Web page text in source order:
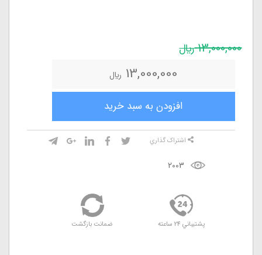
13,000,000 ريال
13,000,000 ريال
افزودن به سبد خريد
2003
اشتراک گذاري
پشتيباني 24 ساعته ضمانت بازگشت